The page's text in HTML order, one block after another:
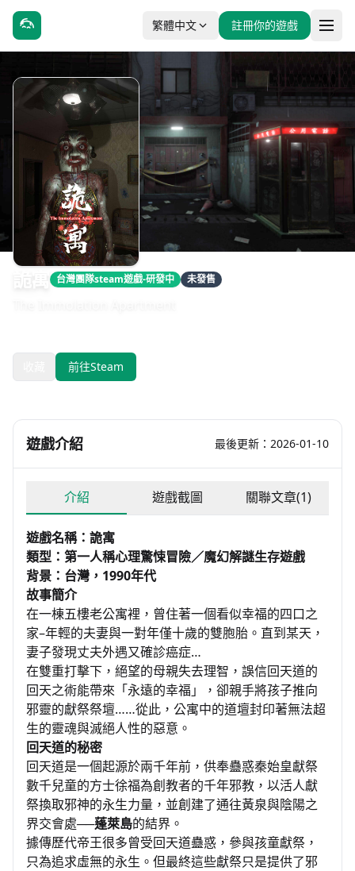
繁體中文 註冊你的遊戲
詭寓 台灣團隊steam遊戲-研發中 未發售
前往Steam
遊戲介紹 最後更新：2026-01-10
介紹 遊戲截圖 關聯文章(1)
遊戲名稱：詭寓
類型：第一人稱心理驚悚冒險／魔幻解謎生存遊戲
背景：台灣，1990年代
故事簡介
在一棟五樓老公寓裡，曾住著一個看似幸福的四口之
家–年輕的夫妻與一對年僅十歲的雙胞胎。直到某天，
妻子發現丈夫外遇又確診癌症…
在雙重打擊下，絕望的母親失去理智，誤信回天道的
回天之術能帶來「永遠的幸福」，卻親手將孩子推向
邪靈的獻祭祭壇……從此，公寓中的道壇封印著無法超
生的靈魂與滅絕人性的惡意。
回天道的秘密
回天道是一個起源於兩千年前，供奉蠱惑秦始皇獻祭
數千兒童的方士徐福為創教者的千年邪教，以活人獻
祭換取邪神的永生力量，並創建了通往黃泉與陰陽之
界交會處──蓬萊島的結界。
據傳歷代帝王很多曾受回天道蠱惑，參與孩童獻祭，
只為追求虛無的永生。但最終這些獻祭只是提供了邪